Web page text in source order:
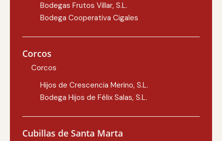
Bodegas Frutos Villar, S.L.
Bodega Cooperativa Cigales
Corcos
Corcos
Hijos de Crescencia Merino, S.L.
Bodega Hijos de Félix Salas, S.L.
Cubillas de Santa Marta